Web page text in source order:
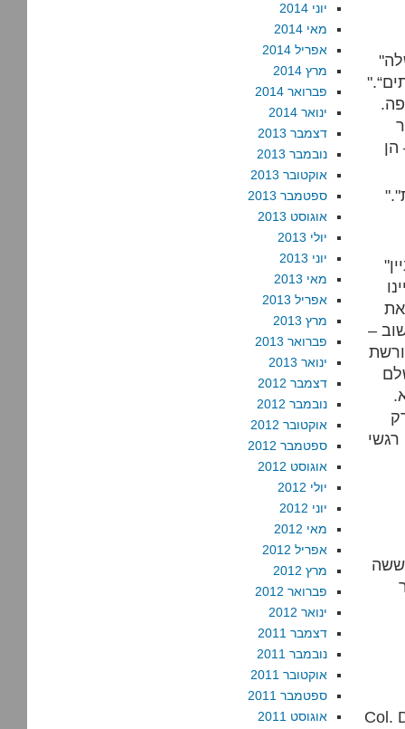
"הסבירות היא, שתמונת המודיעין שאתה לא רואה וראש הממשלה
"ספקולציות המבוססות על מידע חסר הן פרשנות לא-לגיטימית".
"סתם חוסר כבוד כלפי משפחות החטופים." עם כל הכבוד, העניין
את
–
ששה
Col.
יוני 2014
מאי 2014
אפריל 2014
מרץ 2014
פברואר 2014
ינואר 2014
דצמבר 2013
נובמבר 2013
אוקטובר 2013
ספטמבר 2013
אוגוסט 2013
יולי 2013
יוני 2013
מאי 2013
אפריל 2013
מרץ 2013
פברואר 2013
ינואר 2013
דצמבר 2012
נובמבר 2012
אוקטובר 2012
ספטמבר 2012
אוגוסט 2012
יולי 2012
יוני 2012
מאי 2012
אפריל 2012
מרץ 2012
פברואר 2012
ינואר 2012
דצמבר 2011
נובמבר 2011
אוקטובר 2011
ספטמבר 2011
אוגוסט 2011